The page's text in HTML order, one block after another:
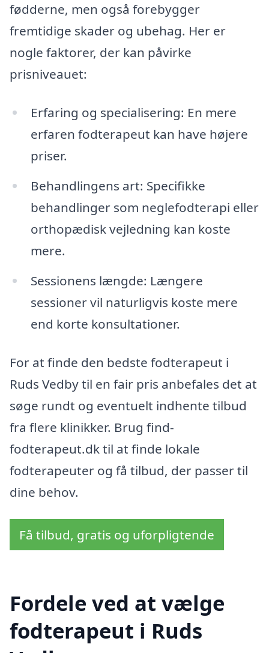
fødderne, men også forebygger
fremtidige skader og ubehag. Her er
nogle faktorer, der kan påvirke
prisniveauet:
Erfaring og specialisering: En mere
erfaren fodterapeut kan have højere
priser.
Behandlingens art: Specifikke
behandlinger som neglefodterapi eller
orthopædisk vejledning kan koste
mere.
Sessionens længde: Længere
sessioner vil naturligvis koste mere
end korte konsultationer.
For at finde den bedste fodterapeut i
Ruds Vedby til en fair pris anbefales det at
søge rundt og eventuelt indhente tilbud
fra flere klinikker. Brug find-
fodterapeut.dk til at finde lokale
fodterapeuter og få tilbud, der passer til
dine behov.
Få tilbud, gratis og uforpligtende
Fordele ved at vælge
fodterapeut i Ruds